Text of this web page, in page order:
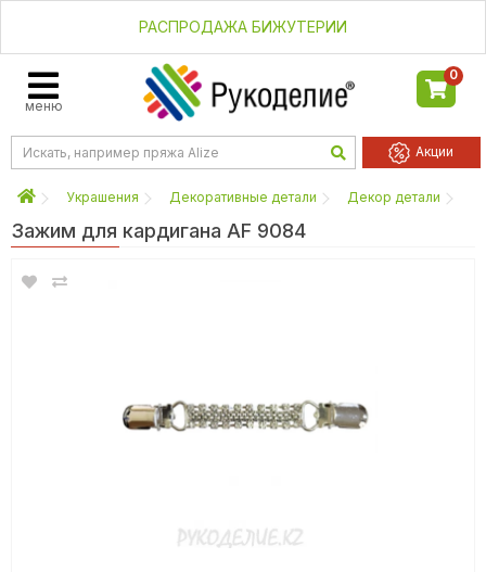
РАСПРОДАЖА БИЖУТЕРИИ
меню
0
Акции
Украшения Декоративные детали Декор детали
Зажим для кардигана AF 9084